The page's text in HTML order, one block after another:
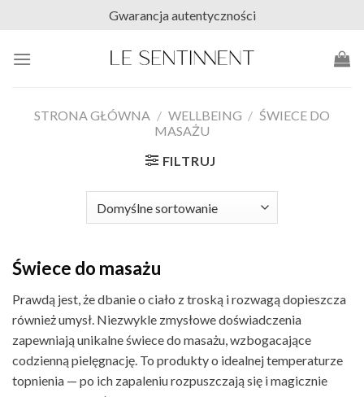
content
Gwarancja autentyczności
STRONA GŁÓWNA / WELLBEING / ŚWIECE DO
MASAŻU
FILTRUJ
Świece do masażu
Prawdą jest, że dbanie o ciało z troską i rozwagą dopieszcza
również umysł. Niezwykle zmysłowe doświadczenia
zapewniają unikalne świece do masażu, wzbogacające
codzienną pielęgnację. To produkty o idealnej temperaturze
topnienia — po ich zapaleniu rozpuszczają się i magicznie